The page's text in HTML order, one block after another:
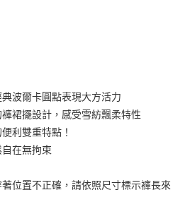
台北富邦商業銀行
兆豐國際商業銀行
台中商業銀行
華泰商業銀行
遠東國際商業銀行
星展（台灣）商業銀行
之後才付款」的支付方式。 讓您購物簡單
波爾卡圓點表現大方活力
裙擺設計，感受雪紡飄柔特性
利雙重特點！
在無拘束
位置不正確，請依照尺寸標示褲長來